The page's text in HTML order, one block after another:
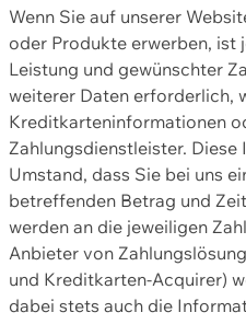
Wenn Sie auf unserer
oder Produkte erwerben, ist
Leistung und gewünschter
weiterer Daten erforderlich,
Kreditkarteninformationen
Zahlungsdienstleister.
Umstand, dass Sie bei uns
betreffenden Betrag und
werden an die jeweiligen
Anbieter von
und Kreditkarten-Acquirer)
dabei stets auch die